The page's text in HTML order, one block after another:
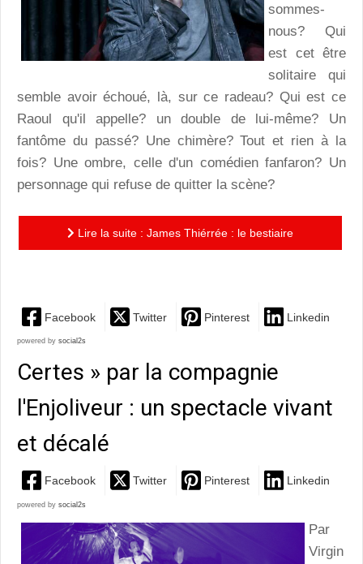
sommes-
nous? Qui
est cet être
solitaire qui
semble avoir échoué, là, sur ce radeau? Qui est ce
Raoul qu'il appelle? un double de lui-même? Un
fantôme du passé? Une chimère? Tout et rien à la
fois? Une ombre, celle d'un comédien fanfaron? Un
personnage qui refuse de quitter la scène?
Lire la suite : James Thiérrée : le bestiaire
Facebook Twitter Pinterest Linkedin
powered by social2s
Certes » par la compagnie
l'Enjoliveur : un spectacle vivant
et décalé
Facebook Twitter Pinterest Linkedin
powered by social2s
Par
Virgin